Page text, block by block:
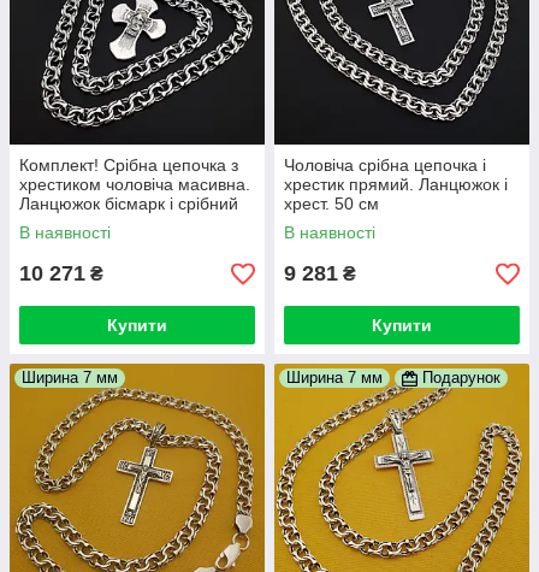
Комплект! Срібна цепочка з
хрестиком чоловіча масивна.
Ланцюжок бісмарк і срібний
хрестик чоловічий. 50 см
В наявності
10 271 ₴
Купити
Чоловіча срібна цепочка і
хрестик прямий. Ланцюжок і
хрест. 50 см
В наявності
9 281 ₴
Купити
Ширина 7 мм Ширина 7 мм Подарунок